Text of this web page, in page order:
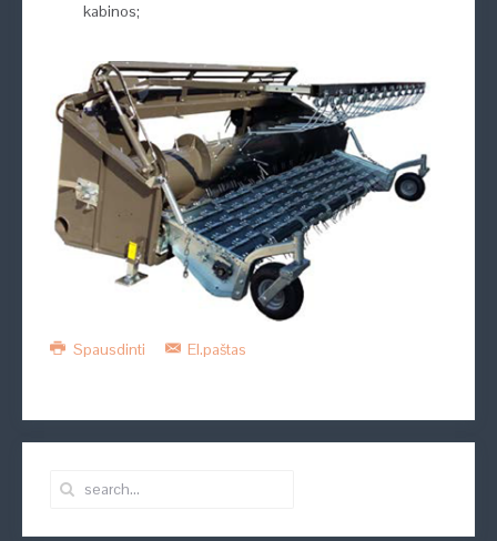
kabinos;
Spausdinti El.paštas